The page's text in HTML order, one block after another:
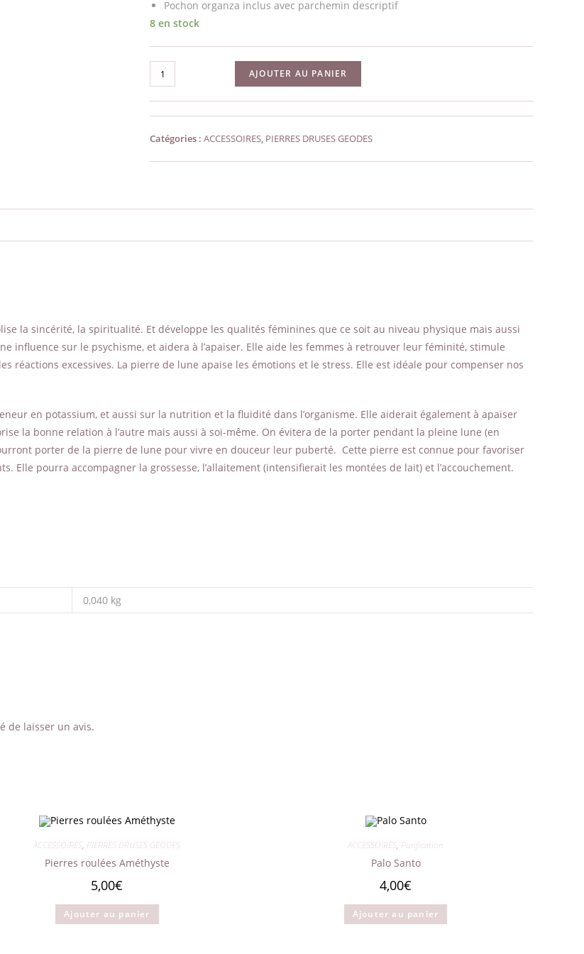
Pochon organza inclus avec parchemin descriptif
8 en stock
quantité
de
Pierre
Lune
multicolore
AJOUTER AU PANIER
Catégories : ACCESSOIRES, PIERRES DRUSES GEODES
la sincérité, la spiritualité. Et développe les qualités féminines que ce soit au niveau physique mais aussi
influence sur le psychisme, et aidera à l’apaiser. Elle aide les femmes à retrouver leur féminité, stimule
réactions excessives. La pierre de lune apaise les émotions et le stress. Elle est idéale pour compenser nos
en potassium, et aussi sur la nutrition et la fluidité dans l’organisme. Elle aiderait également à apaiser
la bonne relation à l’autre mais aussi à soi-même. On évitera de la porter pendant la pleine lune (en
porter de la pierre de lune pour vivre en douceur leur puberté. Cette pierre est connue pour favoriser
Elle pourra accompagner la grossesse, l’allaitement (intensifierait les montées de lait) et l’accouchement.
0,040 kg
de laisser un avis.
ACCESSOIRES, PIERRES DRUSES GEODES
Pierres roulées Améthyste
5,00€
Ajouter au panier
ACCESSOIRES, Purification
Palo Santo
4,00€
Ajouter au panier